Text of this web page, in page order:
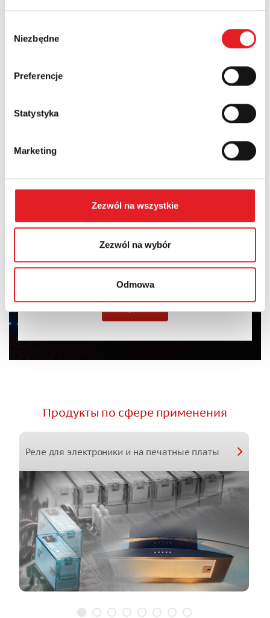
zgody
Niezbędne
Preferencje
Statystyka
Marketing
Zezwól na wszystkie
Zezwól na wybór
Odmowa
Содержание: *
S.A. More information on the processing of personal data
in thePrivacy Policy*
Продукты по сфере применения
Реле для электроники и на печатные платы